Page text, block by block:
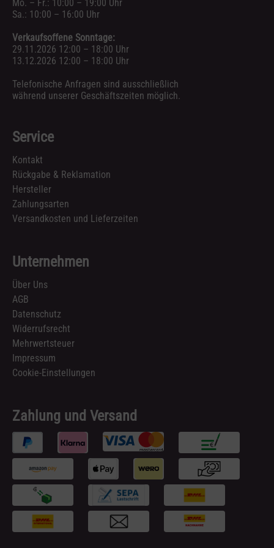
Mo. – Fr.: 10:00 – 19:00 Uhr
Sa.: 10:00 – 16:00 Uhr
Verkaufsoffene Sonntage:
29.11.2026 12:00 – 18:00 Uhr
13.12.2026 12:00 – 18:00 Uhr
Telefonische Anfragen sind ausschließlich
während unserer Geschäftszeiten möglich.
Service
Kontakt
Rückgabe & Reklamation
Hersteller
Zahlungsarten
Versandkosten und Lieferzeiten
Unternehmen
Über Uns
AGB
Datenschutz
Widerrufsrecht
Mehrwertsteuer
Impressum
Cookie-Einstellungen
Zahlung und Versand